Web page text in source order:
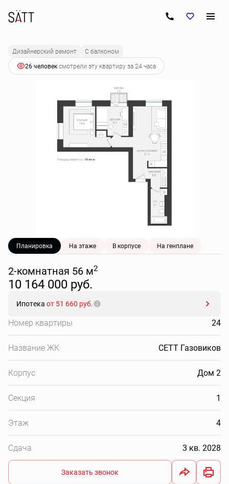
2-комнатная 10 164 000 руб.
Ипотека
Дизайнерский ремонт
С балконом
26 человексмотрели эту квартиру за 24 часа
Планировка На этаже В корпусе На генплане
2-комнатная 56 м2
10 164 000 руб.
Ипотека от 51 660 руб.
Номер квартиры 24
Название ЖК СЕТТ Газовиков
Корпус Дом 2
Секция 1
Этаж 4
Сдача 3 кв. 2028
Заказать звонок